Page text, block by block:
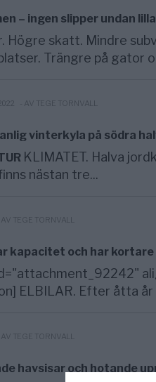
– ingen slipper undan
Högre skatt. Mindre
Trängre på gator
- AV TEGE TORNVALL
vinterkyla på södra
KLIMATET. Halva
nästan tre...
- AV TEGE TORNVALL
kapacitet och har kortare
ELBILAR. Efter åtta år
- AV TEGE TORNVALL
havsisar och hotande